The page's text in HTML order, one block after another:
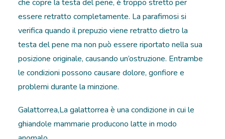
DIAGNOSI E CURA
RICOVERI
NEWS
che copre la testa del pene, è troppo stretto per
essere retratto completamente. La parafimosi si
verifica quando il prepuzio viene retratto dietro la
testa del pene ma non può essere riportato nella sua
posizione originale, causando un’ostruzione. Entrambe
le condizioni possono causare dolore, gonfiore e
problemi durante la minzione.
Galattorrea,La galattorrea è una condizione in cui le
ghiandole mammarie producono latte in modo